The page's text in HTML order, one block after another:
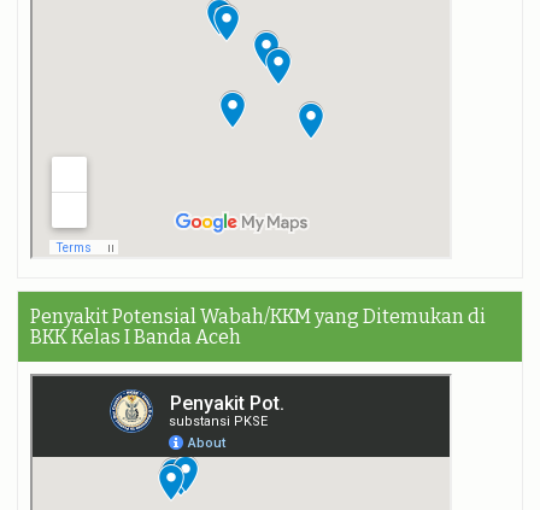
Penyakit Potensial Wabah/KKM yang Ditemukan di
BKK Kelas I Banda Aceh